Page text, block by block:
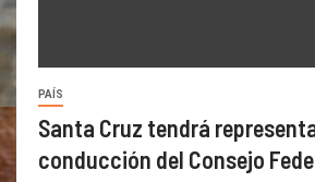
PAÍS
Santa Cruz tendrá
conducción del Consejo